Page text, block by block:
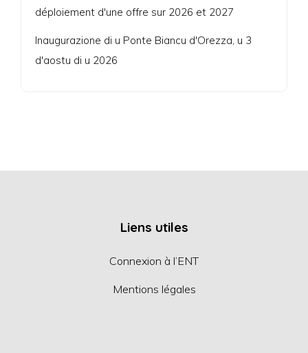
déploiement d'une offre sur 2026 et 2027
Inaugurazione di u Ponte Biancu d'Orezza, u 3
d'aostu di u 2026
Liens utiles
Connexion à l’ENT
Mentions légales